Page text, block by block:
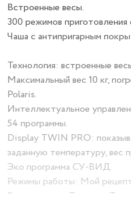
Встроенные весы.
300 режимов
Чаша с антипригарным
Технология: встроенные
Максимальный вес 10 кг,
Polaris.
Интеллектуальное
54 программы.
Display TWIN PRO:
заданную температуру, вес
Эко программа СУ-ВИД.
Режимы работы: Мой